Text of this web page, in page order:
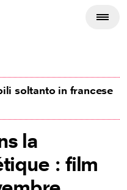
soltanto in francese
la
: film